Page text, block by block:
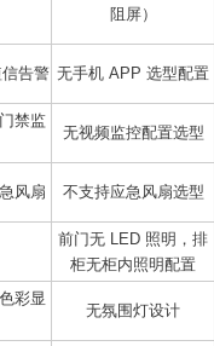
阻屏）
告警 无手机 APP 选型配置
禁监
无视频监控配置选型
风扇 不支持应急风扇选型
前门无 LED 照明，排
柜无柜内照明配置
彩显
无氛围灯设计